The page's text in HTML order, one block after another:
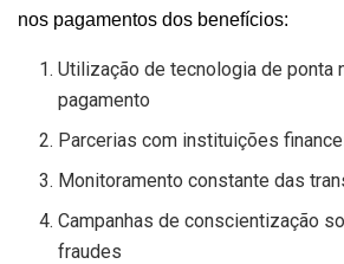
nos pagamentos dos benefícios:
Utilização de tecnologia de ponta
pagamento
Parcerias com instituições
Monitoramento constante das
Campanhas de conscientização
fraudes